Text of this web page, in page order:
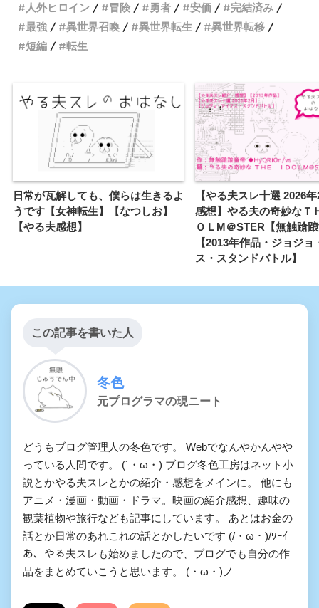
なんだって悪魔なんか飼って
るんだよ（カカカッ
これからやん
やる夫の設定に心当たりがあ
るんや、ランス世界や！
冒険者学園に行け…鬼龍のよ
うに…
許せなかった…やる夫が召喚
コズミック・イラは地獄なん
だ、悔しいだろうが仕方ない
NARUTOを超えたYARUO
怒らないで下さいね。小さい
男ってモテないじゃないです
か
悪役憑依転生
53から脱却したいやる夫
ヤルー・ポッターと賢者の石
ヒーローアカデミアの門を開
人外ヒロイン
冒険 勇者 安価
完結済み
最強
異世界召喚 異世界転生
異世界転移
短編
転生
日常が瓦解しても、僕らは生きるよ
うです【女神転生】【なつしお】
【やる夫感想】
【やる夫スレ十選 2026
感想】やる夫の奇妙なＴ
ＯＬM＠STER【無触蹌
【2013年作品・ジョジョ
ス・スタンドバトル】
この記事を書いた人
冬色
元プログラマの現ニート
どうもブログ管理人の冬色です。 Webでなんやかんやや
っている人間です。 (´・ω・) ブログ冬色工房はネット小
説とかやる夫スレとかの紹介・感想をメインに。 他にも
アニメ・漫画・動画・ドラマ。映画の紹介感想、趣味の
観葉植物や旅行なども記事にしています。 あとはお金の
話とか日常のあれこれの話とかしたいです (/・ω・)/ﾜｰｲ
あ、やる夫スレも始めましたので、ブログでも自分の作
品をまとめていこうと思います。 (・ω・)ノ